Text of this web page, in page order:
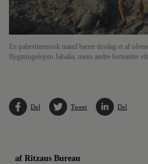
En palæstinensisk mand bærer tirsdag et af
flygtningelejren Jabalia, mens andre fortsætter
Del Tweet Del
af Ritzaus Bureau